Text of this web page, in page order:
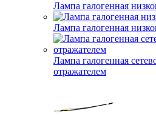
Лампа галогенная
Лампа галогенная
Лампа галогенная
отражателем